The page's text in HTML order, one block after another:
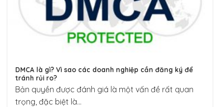
DMCA là gì? Vì sao các doanh nghiệp cần đăng ký để
tránh rủi ro?
Bản quyền được đánh giá là một vấn đề rất quan
trọng, đặc biệt là...